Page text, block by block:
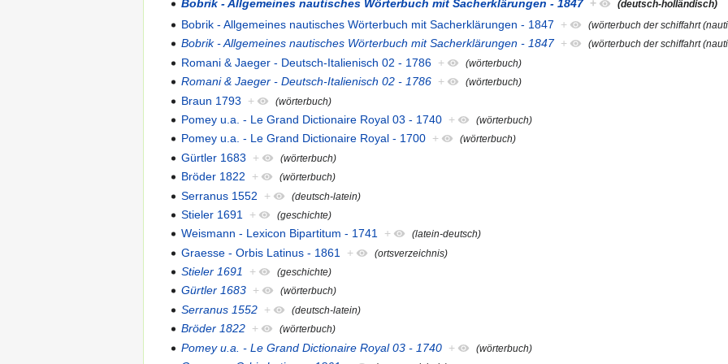
Bobrik - Allgemeines nautisches Wörterbuch mit Sacherklärungen - 1847 + (deutsch-holländisch)
Bobrik - Allgemeines nautisches Wörterbuch mit Sacherklärungen - 1847 + (wörterbuch der schiffahrt
Bobrik - Allgemeines nautisches Wörterbuch mit Sacherklärungen - 1847 + (wörterbuch der schiffahrt
Romani & Jaeger - Deutsch-Italienisch 02 - 1786 + (wörterbuch)
Romani & Jaeger - Deutsch-Italienisch 02 - 1786 + (wörterbuch)
Braun 1793 + (wörterbuch)
Pomey u.a. - Le Grand Dictionaire Royal 03 - 1740 + (wörterbuch)
Pomey u.a. - Le Grand Dictionaire Royal - 1700 + (wörterbuch)
Gürtler 1683 + (wörterbuch)
Bröder 1822 + (wörterbuch)
Serranus 1552 + (deutsch-latein)
Stieler 1691 + (geschichte)
Weismann - Lexicon Bipartitum - 1741 + (latein-deutsch)
Graesse - Orbis Latinus - 1861 + (ortsverzeichnis)
Stieler 1691 + (geschichte)
Gürtler 1683 + (wörterbuch)
Serranus 1552 + (deutsch-latein)
Bröder 1822 + (wörterbuch)
Pomey u.a. - Le Grand Dictionaire Royal 03 - 1740 + (wörterbuch)